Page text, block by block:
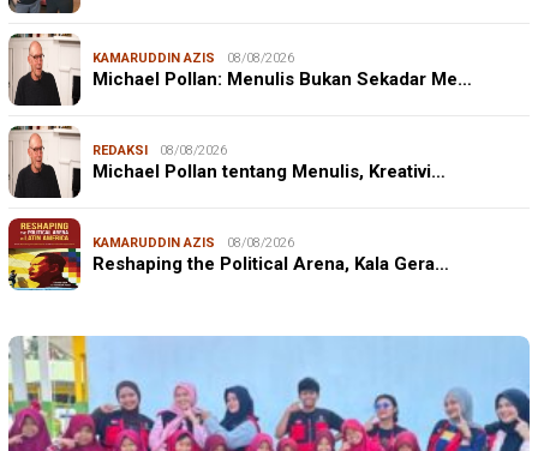
KAMARUDDIN AZIS 08/08/2026
Michael Pollan: Menulis Bukan Sekadar Me…
REDAKSI 08/08/2026
Michael Pollan tentang Menulis, Kreativi…
KAMARUDDIN AZIS 08/08/2026
Reshaping the Political Arena, Kala Gera…